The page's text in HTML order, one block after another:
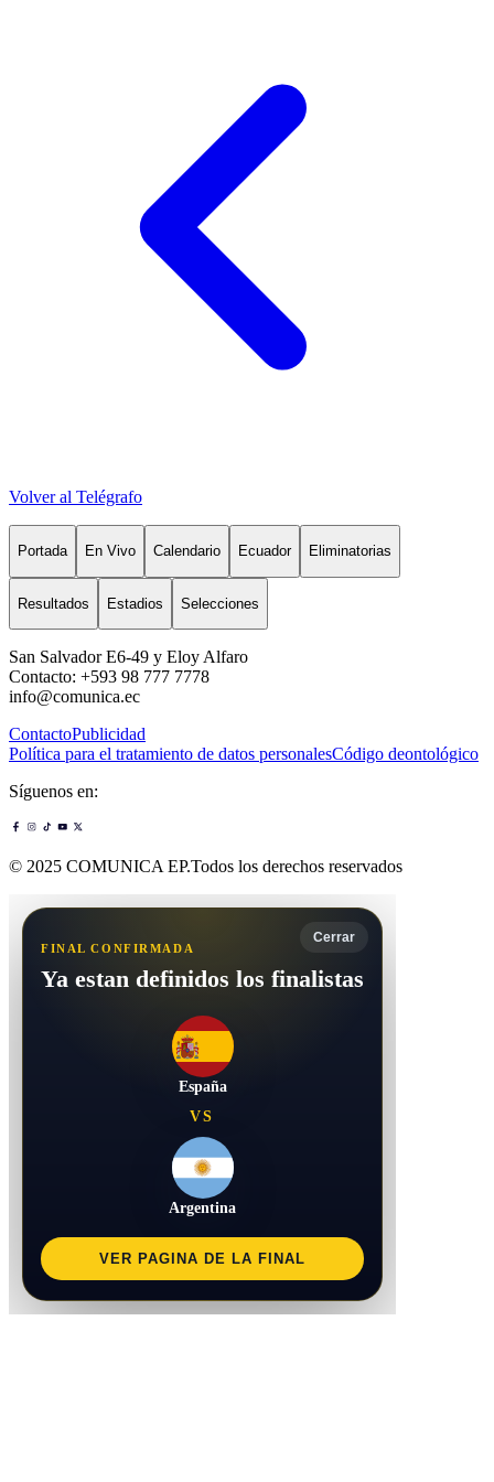
Volver al Telégrafo
Portada En Vivo Calendario Ecuador Eliminatorias
Resultados Estadios Selecciones
San Salvador E6-49 y Eloy Alfaro
Contacto: +593 98 777 7778
info@comunica.ec
ContactoPublicidad
Política para el tratamiento de datos personalesCódigo deontológico
Síguenos en:
© 2025 COMUNICA EP.Todos los derechos reservados
Cerrar
FINAL CONFIRMADA
Ya estan definidos los finalistas
España
VS
Argentina
VER PAGINA DE LA FINAL